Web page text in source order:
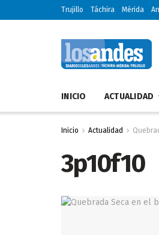
Trujillo Táchira Mérida
INICIO ACTUALIDAD
Inicio Actualidad
3p10f10